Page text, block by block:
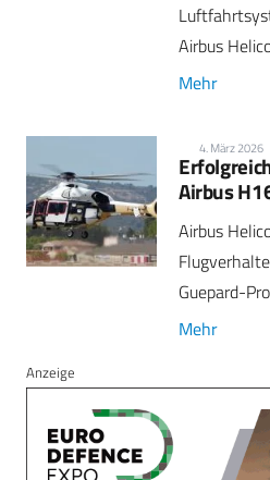
Airbus
Mehr
4. März 2026
Airbus
Airbus
Guepard-
Mehr
Anzeige